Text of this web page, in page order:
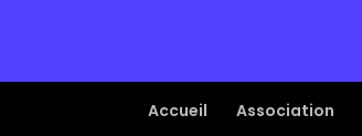
Accueil Association